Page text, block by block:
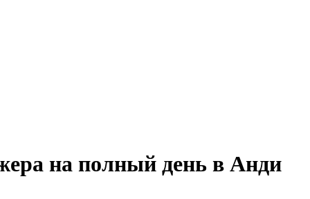
на полный день в Анди